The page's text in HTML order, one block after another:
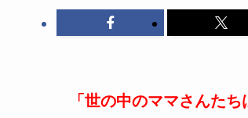
「世の中のママさんた